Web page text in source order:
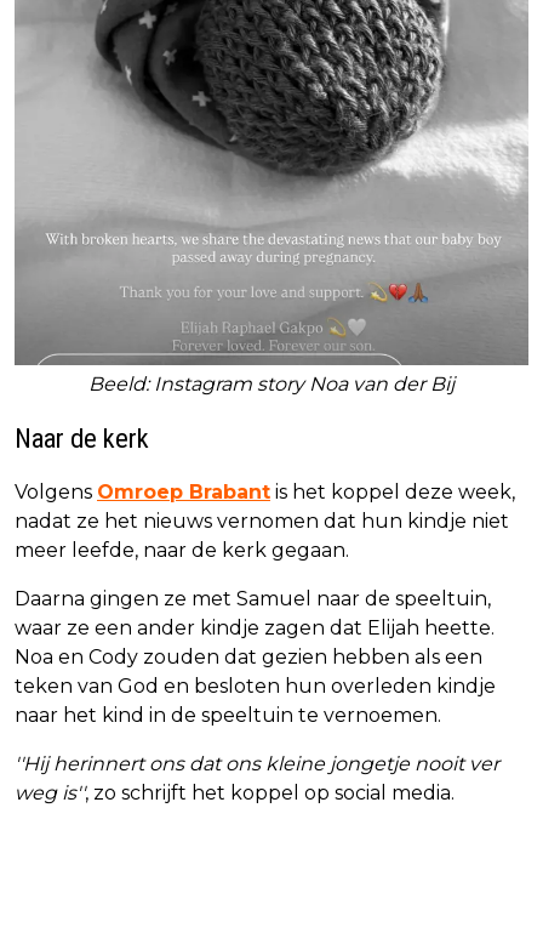
Beeld: Instagram story Noa van der Bij
Naar de kerk
Volgens Omroep Brabant is het koppel deze week,
nadat ze het nieuws vernomen dat hun kindje niet
meer leefde, naar de kerk gegaan.
Daarna gingen ze met Samuel naar de speeltuin,
waar ze een ander kindje zagen dat Elijah heette.
Noa en Cody zouden dat gezien hebben als een
teken van God en besloten hun overleden kindje
naar het kind in de speeltuin te vernoemen.
''Hij herinnert ons dat ons kleine jongetje nooit ver
weg is'', zo schrijft het koppel op social media.